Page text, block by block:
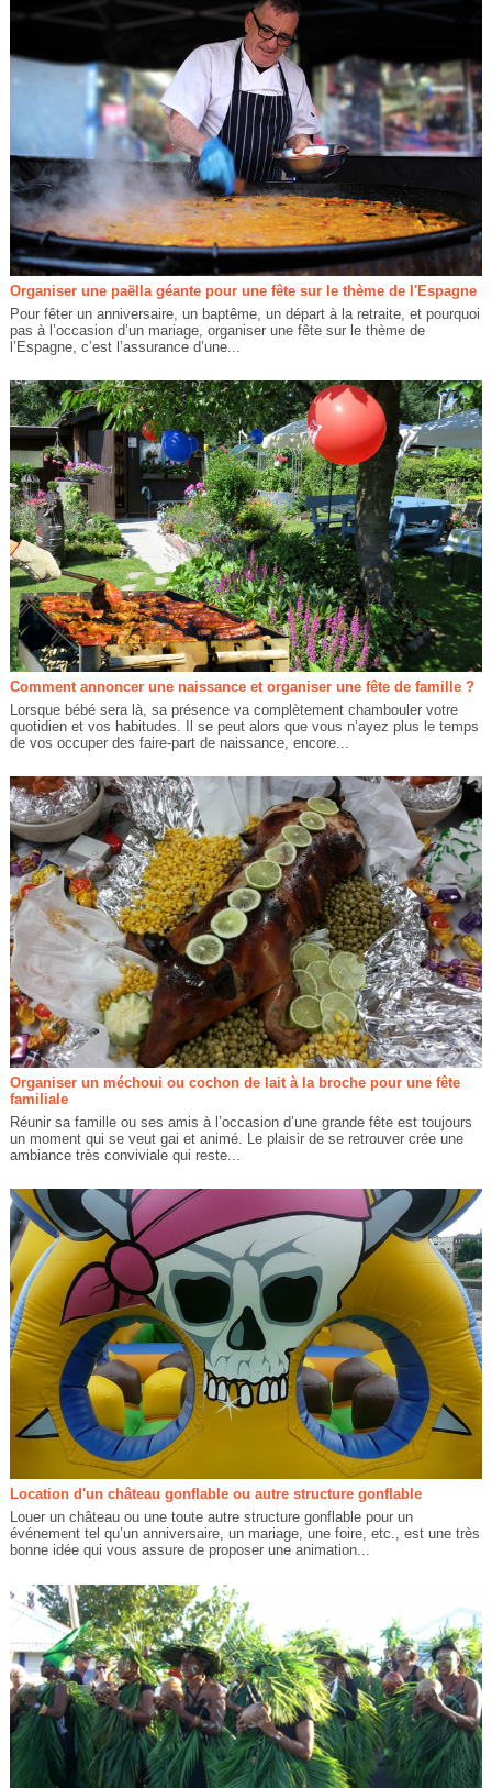
Organiser une paëlla géante pour une fête sur le thème de l'Espagne
Pour fêter un anniversaire, un baptême, un départ à la retraite, et pourquoi
pas à l’occasion d’un mariage, organiser une fête sur le thème de
l’Espagne, c’est l’assurance d’une...
Comment annoncer une naissance et organiser une fête de famille ?
Lorsque bébé sera là, sa présence va complètement chambouler votre
quotidien et vos habitudes. Il se peut alors que vous n’ayez plus le temps
de vos occuper des faire-part de naissance, encore...
Organiser un méchoui ou cochon de lait à la broche pour une fête
familiale
Réunir sa famille ou ses amis à l’occasion d’une grande fête est toujours
un moment qui se veut gai et animé. Le plaisir de se retrouver crée une
ambiance très conviviale qui reste...
Location d'un château gonflable ou autre structure gonflable
Louer un château ou une toute autre structure gonflable pour un
événement tel qu’un anniversaire, un mariage, une foire, etc., est une très
bonne idée qui vous assure de proposer une animation...